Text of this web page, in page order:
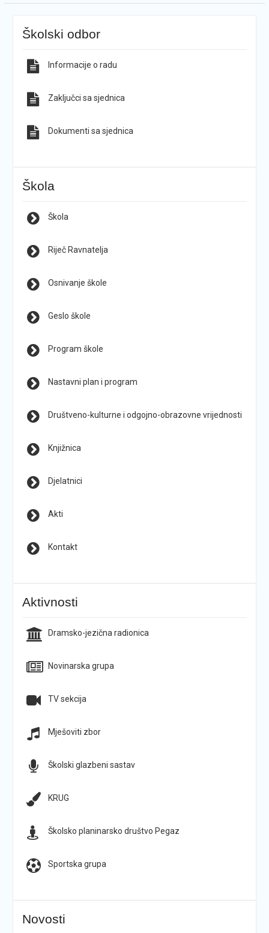
Školski odbor
Informacije o radu
Zaključci sa sjednica
Dokumenti sa sjednica
Škola
Škola
Riječ Ravnatelja
Osnivanje škole
Geslo škole
Program škole
Nastavni plan i program
Društveno-kulturne i odgojno-obrazovne vrijednosti
Knjižnica
Djelatnici
Akti
Kontakt
Aktivnosti
Dramsko-jezična radionica
Novinarska grupa
TV sekcija
Mješoviti zbor
Školski glazbeni sastav
KRUG
Školsko planinarsko društvo Pegaz
Sportska grupa
Novosti